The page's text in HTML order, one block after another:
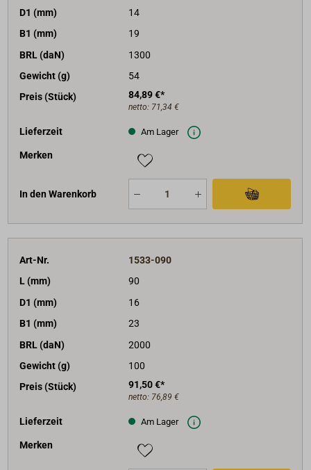
D1 (mm)
14
B1 (mm)
19
BRL (daN)
1300
Gewicht (g)
54
Preis (Stück)
84,89 €*
netto: 71,34 €
Lieferzeit Am Lager
Merken
In den Warenkorb
Art-Nr.
1533-090
L (mm)
90
D1 (mm)
16
B1 (mm)
23
BRL (daN)
2000
Gewicht (g)
100
Preis (Stück)
91,50 €*
netto: 76,89 €
Lieferzeit Am Lager
Merken